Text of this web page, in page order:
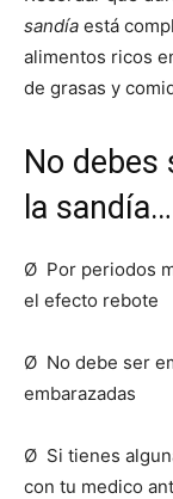
sandía está
alimentos ricos
de grasas y
No debes
la sandía…
Ø Por periodos
el efecto rebote
Ø No debe ser
embarazadas
Ø Si tienes
con tu medico